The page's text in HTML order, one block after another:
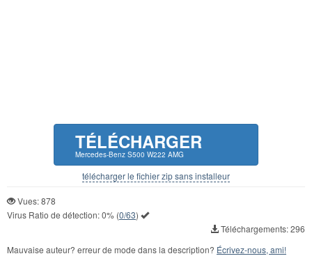
TÉLÉCHARGER
Mercedes-Benz S500 W222 AMG
télécharger le fichier zip sans installeur
Vues: 878
Virus Ratio de détection:0% (0/63)
Téléchargements: 296
Mauvaise auteur? erreur de mode dans la description? Écrivez-nous, ami!